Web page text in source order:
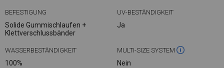
BEFESTIGUNG
Solide Gummischlaufen +
Klettverschlussbänder
UV-BESTÄNDIGKEIT
Ja
WASSERBESTÄNDIGKEIT
100%
MULTI-SIZE SYSTEM
Nein